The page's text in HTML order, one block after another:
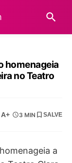
homenageia
no Teatro
A+ 3 MIN SALVE